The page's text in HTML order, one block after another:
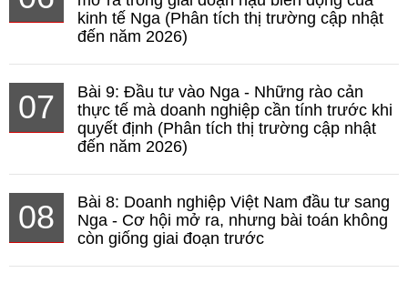
kinh tế Nga (Phân tích thị trường cập nhật
đến năm 2026)
07
Bài 9: Đầu tư vào Nga - Những rào cản
thực tế mà doanh nghiệp cần tính trước khi
quyết định (Phân tích thị trường cập nhật
đến năm 2026)
08
Bài 8: Doanh nghiệp Việt Nam đầu tư sang
Nga - Cơ hội mở ra, nhưng bài toán không
còn giống giai đoạn trước